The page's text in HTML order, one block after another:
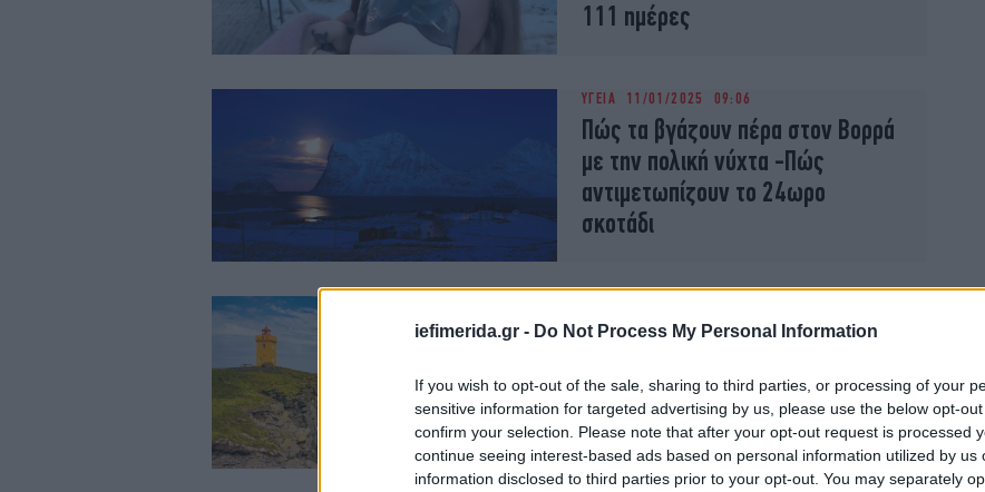
iefimerida.gr - Do Not Process My Personal Information
If you wish to opt-out of the sale, sharing to third parties, or processing of your
sensitive information for targeted advertising by us, please use the below opt-
confirm your selection. Please note that after your opt-out request is processed
continue seeing interest-based ads based on personal information utilized by us
information disclosed to third parties prior to your opt-out. You may separately
111 ημέρες
ΥΓΕΙΑ 11/01/2025 09:06
Πώς τα βγάζουν πέρα στον Βορρά
με την πολική νύχτα -Πώς
αντιμετωπίζουν το 24ωρο
σκοτάδι
Η ζωή σε ένα ιδιαίτερο νησί στον
πάφιν, δεν υπάρχει νοσοκομείο,
αστυνομία